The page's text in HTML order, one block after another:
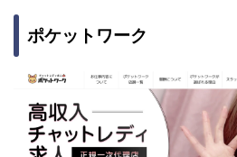
ポケットワーク